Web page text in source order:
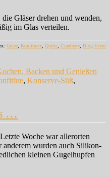
Gläser drehen und wenden,
im Glas verteilen.
Gelee, Konfituere, Quitte, Cranberry, Blog-Event
Backen und Genießen
, Konserve-Süß,
…
Letzte Woche war allerorten
wurden auch Silikon-
kleinen Gugelhupfen